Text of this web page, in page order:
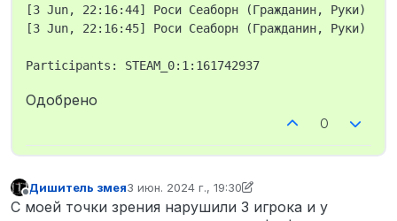
[3 Jun, 22:16:44] Роси Сеаборн (Гражданин, Руки)
[3 Jun, 22:16:45] Роси Сеаборн (Гражданин, Руки)
Одобрено
0
Не в сети
Дишитель змея3 июн. 2024 г., 19:30
отредактировано Дишитель змея
С моей точки зрения нарушили 3 игрока и у